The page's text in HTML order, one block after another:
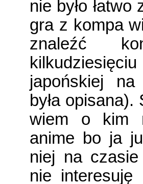
nie było
gra z kompa
znaleźć
japońskiej
była
wiem o kim
anime bo ja
niej na
nie